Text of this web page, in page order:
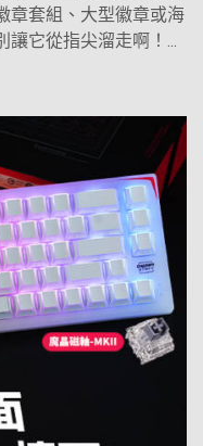
章套組、大型徽章或海
它從指尖溜走啊！...